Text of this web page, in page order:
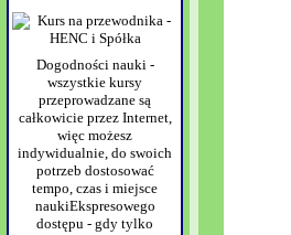
Dogodności nauki -
wszystkie kursy
przeprowadzane są
całkowicie przez Internet,
więc możesz
indywidualnie, do swoich
potrzeb dostosować
tempo, czas i miejsce
naukiEkspresowego
dostępu - gdy tylko